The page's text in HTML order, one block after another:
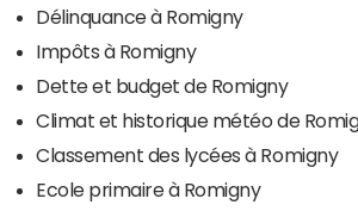
Délinquance à Romigny
Impôts à Romigny
Dette et budget de Romigny
Climat et historique météo de
Classement des lycées à Romigny
Ecole primaire à Romigny